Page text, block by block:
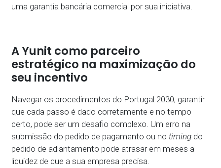
uma garantia bancária comercial por sua iniciativa.
A Yunit como parceiro
estratégico na maximização do
seu incentivo
Navegar os procedimentos do Portugal 2030, garantir
que cada passo é dado corretamente e no tempo
certo, pode ser um desafio complexo. Um erro na
submissão do pedido de pagamento ou notiming do
pedido de adiantamento pode atrasar em meses a
liquidez de que a sua empresa precisa.